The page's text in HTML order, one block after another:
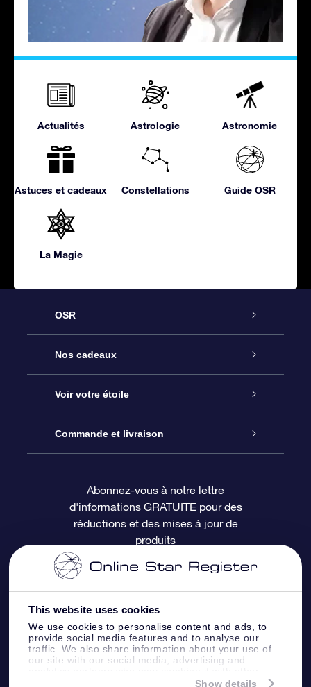
This website uses cookies
We use cookies to personalise content and ads, to
provide social media features and to analyse our
traffic. We also share information about your use of
our site with our social media, advertising and
information that you’ve provided to them or that
Show details
Actualités Astrologie Astronomie
Astuces et cadeaux Constellations Guide OSR
La Magie
OSR
Service
À propos de l’OSR
Nous contacter
Questions fréquemment posées
Revues
Nos cadeaux
Cadeau d’étoile en ligne
Coffret cadeau OSR
Carte cadeau OSR
Voir votre étoile
Registre des étoiles
Page d’accueil personnalisée
Appli Voler vers les étoiles
Commande et livraison
Informations de paiement
Informations d’expédition
Politique de retour
Constellations
Abonnez-vous à notre lettre
d'informations GRATUITE pour des
réductions et des mises à jour de
produits